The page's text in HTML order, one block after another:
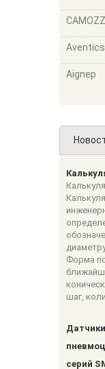
CAMOZZI
Aventics
Aignep
Форма
шаг,
серий